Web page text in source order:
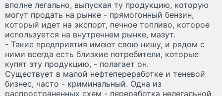
вполне легально, выпуская ту продукцию, которую
могут продать на рынке - прямогонный бензин,
который идет на экспорт, печное топливо, которое
используется на внутреннем рынке, мазут.
- Такие предприятия имеют свою нишу, и рядом с
ними всегда есть близкие потребители, которые
купят эту продукцию, - полагает он.
Существует в малой нефтепереработке и теневой
бизнес, часто - криминальный. Одна из
распространенных схем - переработка нелегальной,